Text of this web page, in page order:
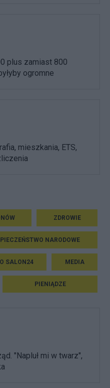
plus zamiast 800
ogromne
mieszkania, ETS,
ZDROWIE
NARODOWE
SALON24 MEDIA
PIENIĄDZE
"Napluł mi w twarz",